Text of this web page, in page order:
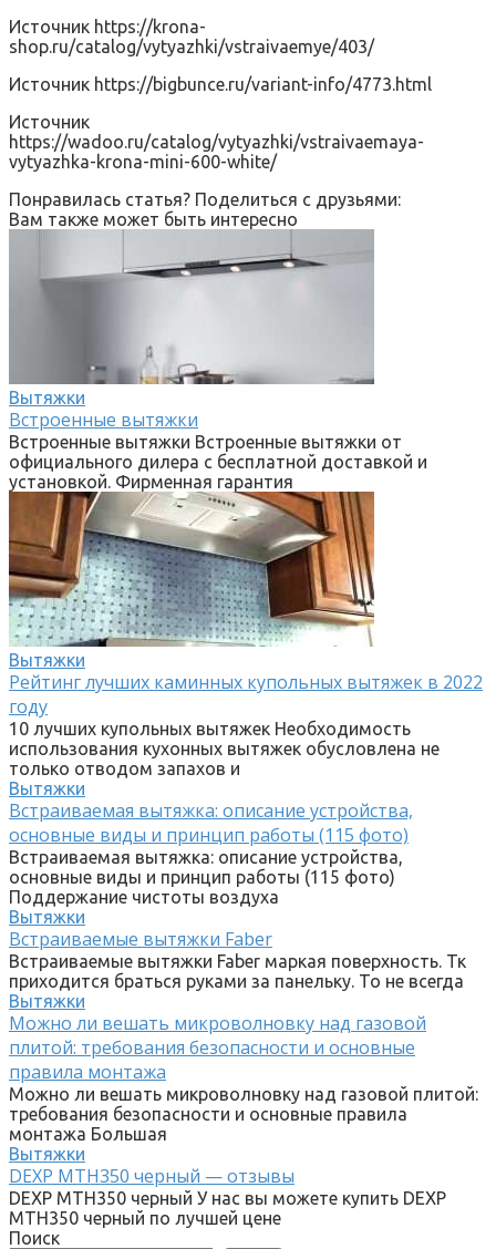
Источник https://krona-
shop.ru/catalog/vytyazhki/vstraivaemye/403/
Источник https://bigbunce.ru/variant-info/4773.html
Источник
https://wadoo.ru/catalog/vytyazhki/vstraivaemaya-
vytyazhka-krona-mini-600-white/
Понравилась статья? Поделиться с друзьями:
Вам также может быть интересно
Вытяжки
Встроенные вытяжки
Встроенные вытяжки Встроенные вытяжки от
официального дилера с бесплатной доставкой и
установкой. Фирменная гарантия
Вытяжки
Рейтинг лучших каминных купольных вытяжек в 2022
году
10 лучших купольных вытяжек Необходимость
использования кухонных вытяжек обусловлена не
только отводом запахов и
Вытяжки
Встраиваемая вытяжка: описание устройства,
основные виды и принцип работы (115 фото)
Встраиваемая вытяжка: описание устройства,
основные виды и принцип работы (115 фото)
Поддержание чистоты воздуха
Вытяжки
Встраиваемые вытяжки Faber
Встраиваемые вытяжки Faber маркая поверхность. Тк
приходится браться руками за панельку. То не всегда
Вытяжки
Можно ли вешать микроволновку над газовой
плитой: требования безопасности и основные
правила монтажа
Можно ли вешать микроволновку над газовой плитой:
требования безопасности и основные правила
монтажа Большая
Вытяжки
DEXP MTH350 черный — отзывы
DEXP MTH350 черный У нас вы можете купить DEXP
MTH350 черный по лучшей цене
Поиск